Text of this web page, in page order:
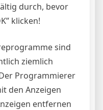
durch, bevor
klicken!
sind
ziemlich
Programmierer
den Anzeigen
entfernen